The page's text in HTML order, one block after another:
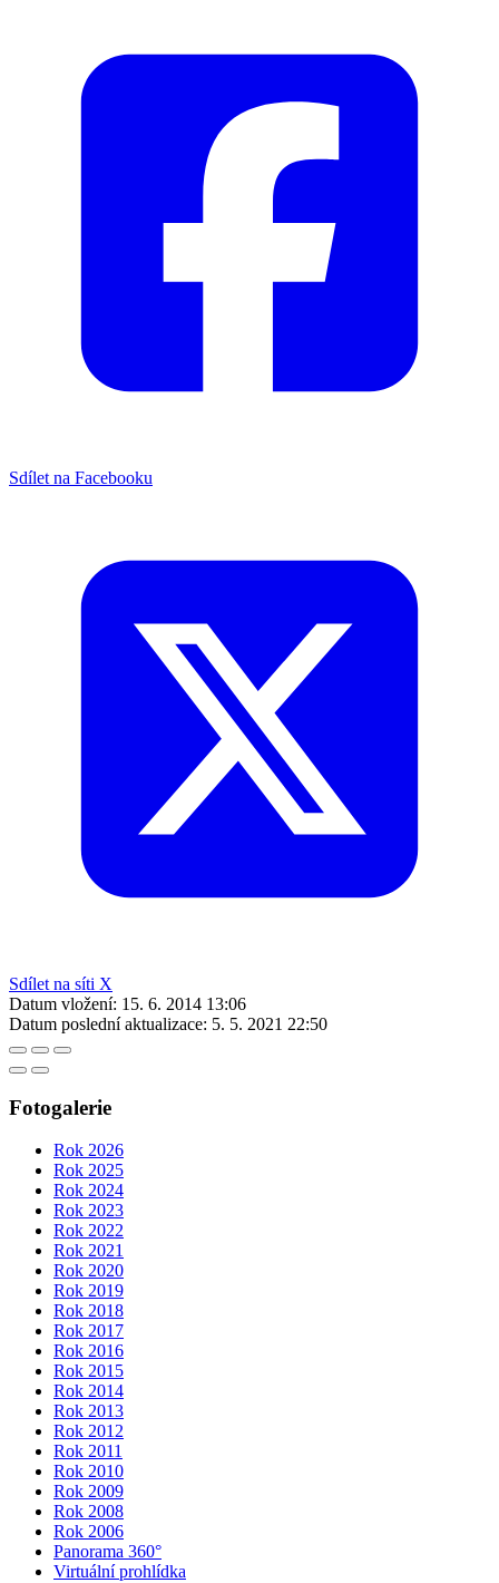
Sdílet na Facebooku
Sdílet na síti X
Datum vložení: 15. 6. 2014 13:06
Datum poslední aktualizace: 5. 5. 2021 22:50
Fotogalerie
Rok 2026
Rok 2025
Rok 2024
Rok 2023
Rok 2022
Rok 2021
Rok 2020
Rok 2019
Rok 2018
Rok 2017
Rok 2016
Rok 2015
Rok 2014
Rok 2013
Rok 2012
Rok 2011
Rok 2010
Rok 2009
Rok 2008
Rok 2006
Panorama 360°
Virtuální prohlídka